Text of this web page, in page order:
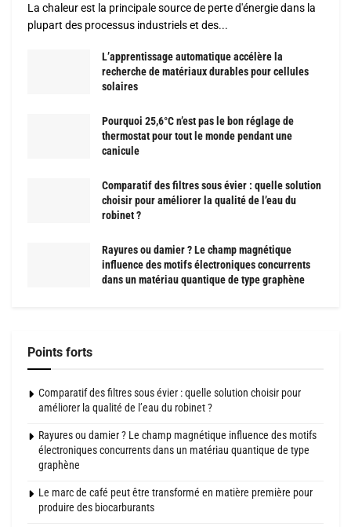
La chaleur est la principale source de perte d'énergie dans la
plupart des processus industriels et des...
L’apprentissage automatique accélère la
recherche de matériaux durables pour cellules
solaires
Pourquoi 25,6°C n’est pas le bon réglage de
thermostat pour tout le monde pendant une
canicule
Comparatif des filtres sous évier : quelle solution
choisir pour améliorer la qualité de l’eau du
robinet ?
Rayures ou damier ? Le champ magnétique
influence des motifs électroniques concurrents
dans un matériau quantique de type graphène
Points forts
Comparatif des filtres sous évier : quelle solution choisir pour
améliorer la qualité de l’eau du robinet ?
Rayures ou damier ? Le champ magnétique influence des motifs
électroniques concurrents dans un matériau quantique de type
graphène
Le marc de café peut être transformé en matière première pour
produire des biocarburants